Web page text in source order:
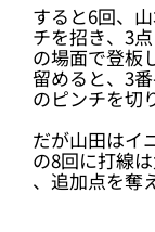
すると6回、
チを招き、3
の場面で登板
留めると、3
のピンチを切
だが山田はイ
の8回に打線
、追加点を奪